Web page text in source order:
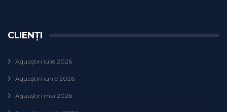
CLIENȚI
Aquaștiri iulie 2026
Aquaștiri iunie 2026
Aquaștiri mai 2026